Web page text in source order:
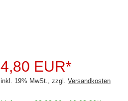
4,80 EUR*
inkl. 19% MwSt., zzgl. Versandkosten